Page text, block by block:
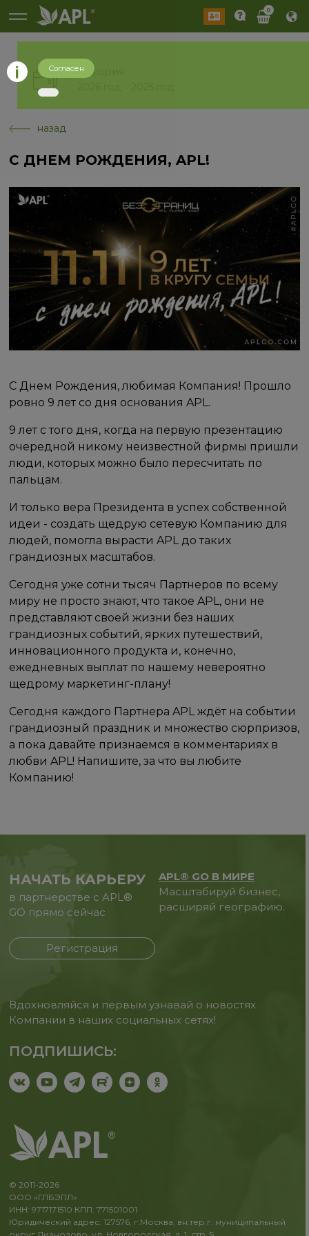
0
История
назад
С ДНЕМ РОЖДЕНИЯ, APL!
C Днем Рождения, любимая Компания! Прошло
ровно 9 лет со дня основания APL.
9 лет с того дня, когда на первую презентацию
очередной никому неизвестной фирмы пришли
люди, которых можно было пересчитать по
пальцам.
И только вера Президента в успех собственной
идеи - создать щедрую сетевую Компанию для
людей, помогла вырасти APL до таких
грандиозных масштабов.
Сегодня уже сотни тысяч Партнеров по всему
миру не просто знают, что такое APL, они не
представляют своей жизни без наших
грандиозных событий, ярких путешествий,
инновационного продукта и, конечно,
ежедневных выплат по нашему невероятно
щедрому маркетинг-плану!
Сегодня каждого Партнера APL ждёт на событии
грандиозный праздник и множество сюрпризов,
а пока давайте признаемся в комментариях в
любви APL! Напишите, за что вы любите
Компанию!
НАЧАТЬ КАРЬЕРУ
в партнерстве с APL®
GO прямо сейчас
Регистрация
APL® GO В МИРЕ
Масштабируй бизнес,
расширяй географию.
Вдохновляйся и первым узнавай о новостях
Компании в наших социальных сетях!
ПОДПИШИСЬ:
© 2011-2026
ООО «ГЛБЭПЛ»
ИНН: 9717171510 КПП: 771501001
Юридический адрес: 127576, г.Москва, вн.тер.г. муниципальный
Согласен